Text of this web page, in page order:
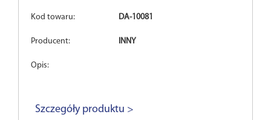
Kod towaru: DA-10081
Producent: INNY
Opis:
Szczegóły produktu >